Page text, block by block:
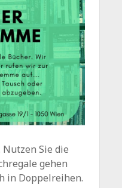
Sie die
gehen
in Doppelreihen.